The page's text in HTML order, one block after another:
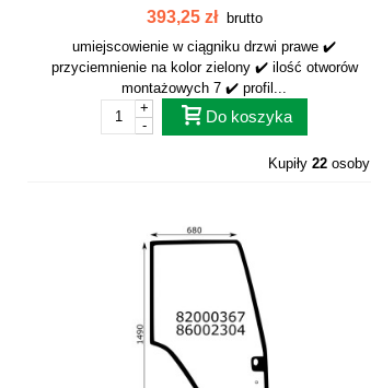
393,25 zł
brutto
umiejscowienie w ciągniku drzwi prawe ✔️
przyciemnienie na kolor zielony ✔️ ilość otworów
montażowych 7 ✔️ profil...
-
+ Do koszyka
Kupiły22 osoby